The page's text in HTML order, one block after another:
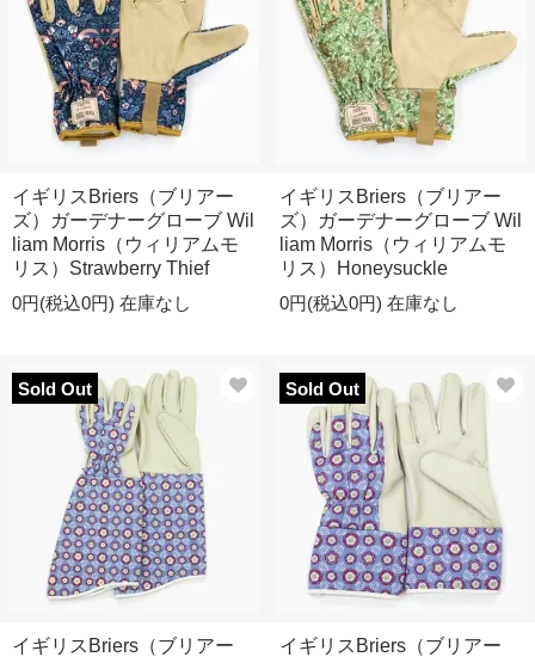
イギリスBriers（ブリアー
ズ）ガーデナーグローブ Wil
liam Morris（ウィリアムモ
リス）Strawberry Thief
0円(税込0円) 在庫なし
イギリスBriers（ブリアー
ズ）ガーデナーグローブ Wil
liam Morris（ウィリアムモ
リス）Honeysuckle
0円(税込0円) 在庫なし
Sold Out
イギリスBriers（ブリアー
Sold Out
イギリスBriers（ブリアー